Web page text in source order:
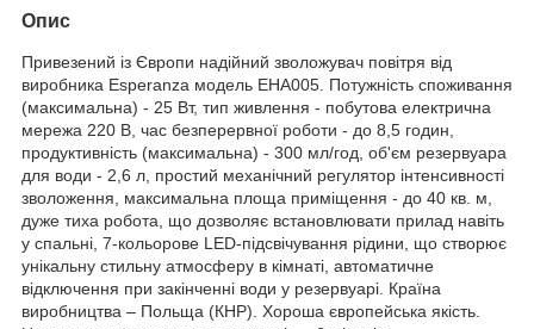
Опис
Привезений із Європи надійний зволожувач повітря від
виробника Esperanza модель EHA005. Потужність споживання
(максимальна) - 25 Вт, тип живлення - побутова електрична
мережа 220 В, час безперервної роботи - до 8,5 годин,
продуктивність (максимальна) - 300 мл/год, об'єм резервуара
для води - 2,6 л, простий механічний регулятор інтенсивності
зволоження, максимальна площа приміщення - до 40 кв. м,
дуже тиха робота, що дозволяє встановлювати прилад навіть
у спальні, 7-кольорове LED-підсвічування рідини, що створює
унікальну стильну атмосферу в кімнаті, автоматичне
відключення при закінченні води у резервуарі. Країна
виробництва – Польща (КНР). Хороша європейська якість.